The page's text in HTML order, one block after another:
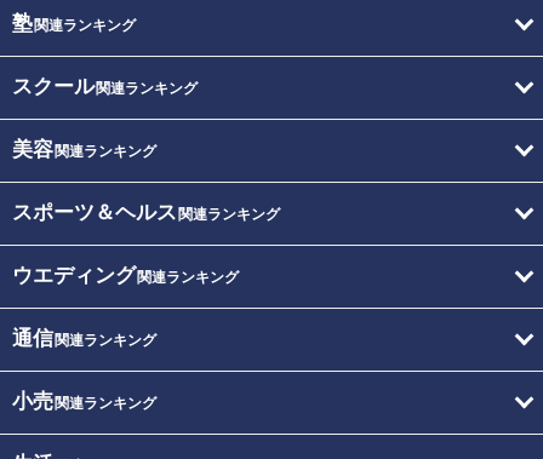
塾関連ランキング
スクール関連ランキング
美容関連ランキング
スポーツ＆ヘルス 関連ランキング
ウエディング関連ランキング
通信関連ランキング
小売関連ランキング